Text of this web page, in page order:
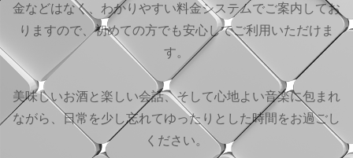
金などはなく、わかりやすい料金システムでご案内してお
りますので、初めての方でも安心してご利用いただけま
す。
美味しいお酒と楽しい会話、そして心地よい音楽に包まれ
ながら、日常を少し忘れてゆったりとした時間をお過ごし
ください。